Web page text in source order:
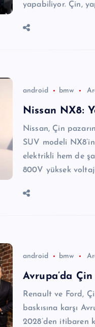
yapabiliyor. Çin,
android bmw
Nissan NX8:
Nissan, Çin
SUV modeli
elektrikli hem de
800V yüksek
android bmw
Avrupa’da
Renault ve Ford,
baskısına karşı
2028’den itibaren